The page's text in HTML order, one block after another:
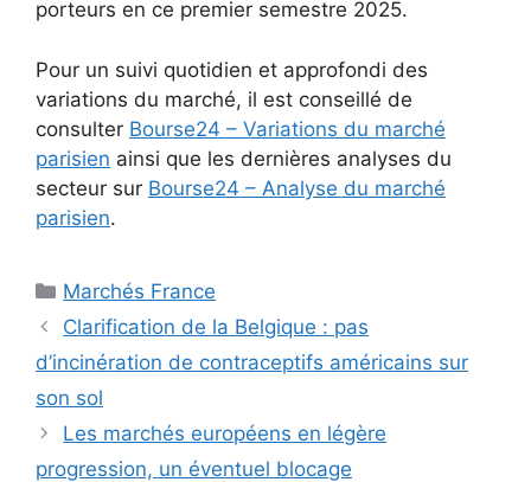
porteurs en ce premier semestre 2025.
Pour un suivi quotidien et approfondi des
variations du marché, il est conseillé de
consulter Bourse24 – Variations du marché
parisien ainsi que les dernières analyses du
secteur sur Bourse24 – Analyse du marché
parisien.
Catégories
Marchés France
Clarification de la Belgique : pas
d’incinération de contraceptifs américains sur
son sol
Les marchés européens en légère
progression, un éventuel blocage